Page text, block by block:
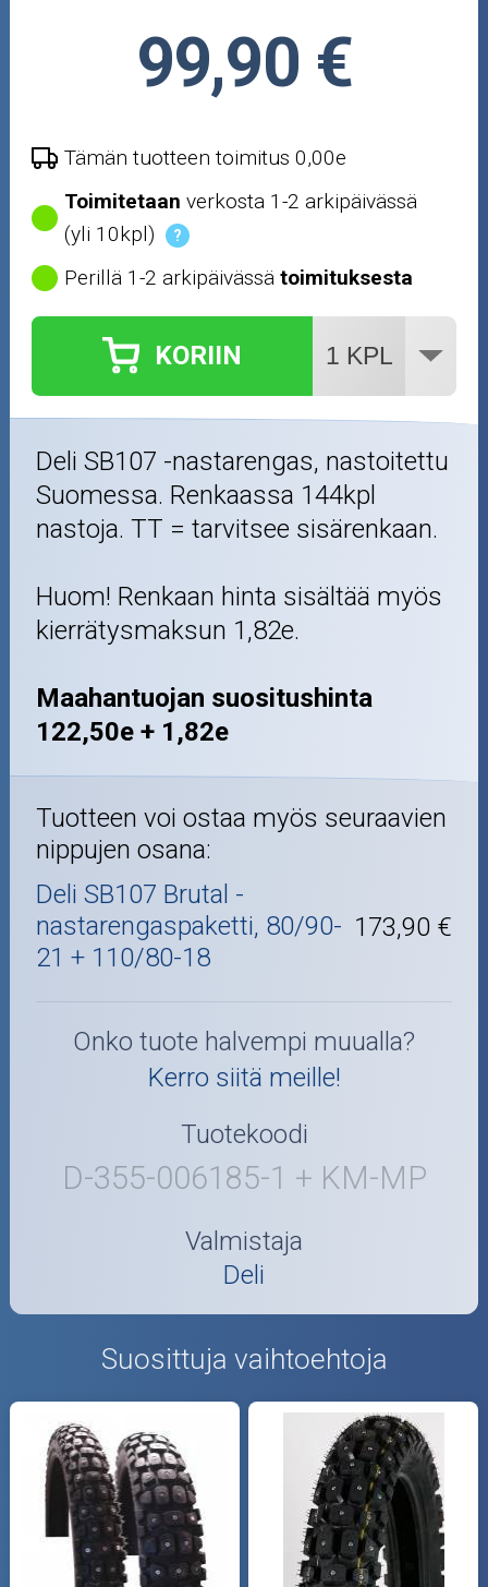
Outlet-tuotteet99,90 €
Tämän tuotteen toimitus 0,00e
Toimitetaan verkosta 1-2 arkipäivässä
(yli 10kpl)
?
Perillä 1-2 arkipäivässätoimituksesta
KORIIN
Deli SB107 -nastarengas, nastoitettu
Suomessa. Renkaassa 144kpl
nastoja. TT = tarvitsee sisärenkaan.
Huom! Renkaan hinta sisältää myös
kierrätysmaksun 1,82e.
Maahantuojan suositushinta
122,50e + 1,82e
Tuotteen voi ostaa myös seuraavien
nippujen osana:
Deli SB107 Brutal -
nastarengaspaketti, 80/90-
21 + 110/80-18
173,90 €
Onko tuote halvempi muualla?
Kerro siitä meille!
Tuotekoodi
D-355-006185-1 + KM-MP
Valmistaja
Deli
Suosittuja vaihtoehtoja